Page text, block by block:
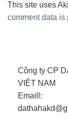
This site uses
comment data is
Công ty CP
VIỆT NAM
Emaill: